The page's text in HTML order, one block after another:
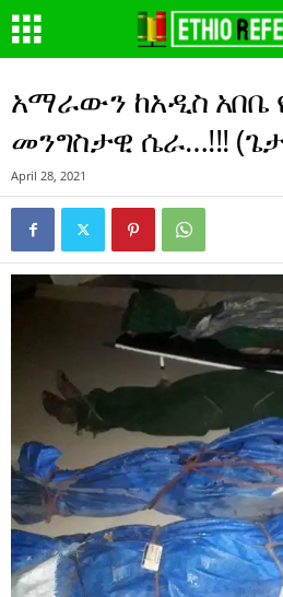
አማራውን ከአዲስ አበቤ
መንግስታዊ ሴራ…!!!
April 28, 2021